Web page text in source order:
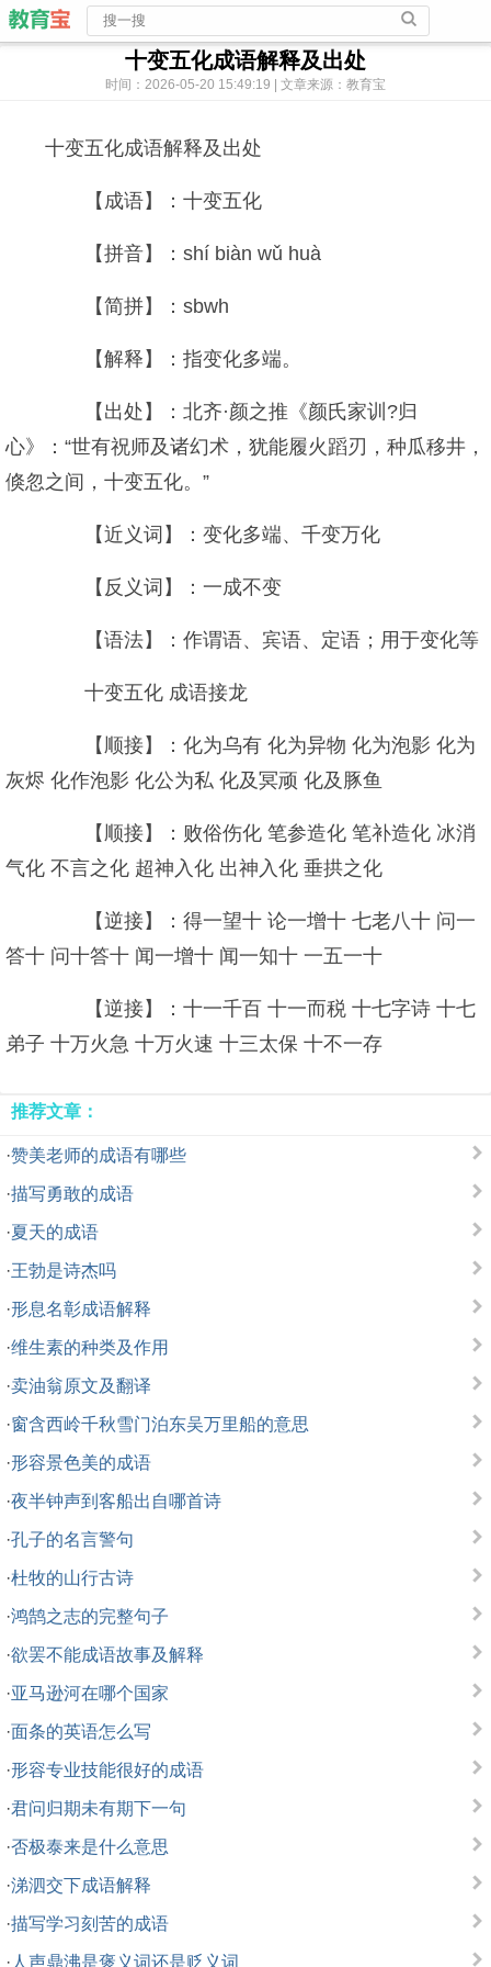
十变五化成语解释及出处
时间：2026-05-20 15:49:19 | 文章来源：教育宝
十变五化成语解释及出处
【成语】：十变五化
【拼音】：shí biàn wǔ huà
【简拼】：sbwh
【解释】：指变化多端。
【出处】：北齐·颜之推《颜氏家训?归
心》：“世有祝师及诸幻术，犹能履火蹈刃，种瓜移井，
倏忽之间，十变五化。”
【近义词】：变化多端、千变万化
【反义词】：一成不变
【语法】：作谓语、宾语、定语；用于变化等
十变五化 成语接龙
【顺接】：化为乌有 化为异物 化为泡影 化为
灰烬 化作泡影 化公为私 化及冥顽 化及豚鱼
【顺接】：败俗伤化 笔参造化 笔补造化 冰消
气化 不言之化 超神入化 出神入化 垂拱之化
【逆接】：得一望十 论一增十 七老八十 问一
答十 问十答十 闻一增十 闻一知十 一五一十
【逆接】：十一千百 十一而税 十七字诗 十七
弟子 十万火急 十万火速 十三太保 十不一存
推荐文章：
·赞美老师的成语有哪些
·描写勇敢的成语
·夏天的成语
·王勃是诗杰吗
·形息名彰成语解释
·维生素的种类及作用
·卖油翁原文及翻译
·窗含西岭千秋雪门泊东吴万里船的意思
·形容景色美的成语
·夜半钟声到客船出自哪首诗
·孔子的名言警句
·杜牧的山行古诗
·鸿鹄之志的完整句子
·欲罢不能成语故事及解释
·亚马逊河在哪个国家
·面条的英语怎么写
·形容专业技能很好的成语
·君问归期未有期下一句
·否极泰来是什么意思
·涕泗交下成语解释
·描写学习刻苦的成语
· 人声鼎沸是褒义词还是贬义词